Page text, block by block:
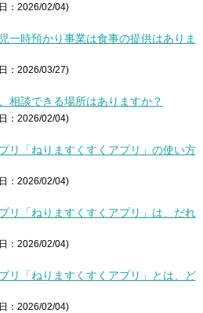
：2026/02/04)
一時預かり事業は食事の提供はありま
：2026/03/27)
相談できる場所はありますか？
：2026/02/04)
リ「ねりますくすくアプリ」の使い方
：2026/02/04)
リ「ねりますくすくアプリ」は、だれ
：2026/02/04)
リ「ねりますくすくアプリ」とは、ど
：2026/02/04)